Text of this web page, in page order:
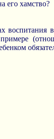
его хамство?
воспитания